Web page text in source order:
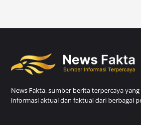
News Fakta, sumber berita terpercaya
informasi aktual dan faktual dari berbagai